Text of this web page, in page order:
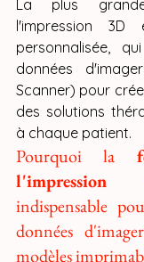
La plus
l'impression
personnalisée,
données
Scanner) pour
des solutions
à chaque patient.
Pourquoi la
indispensable
données
modèles